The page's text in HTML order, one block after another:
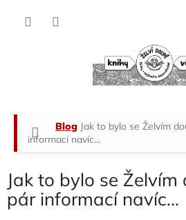
Domů
Blog Jak to bylo se Želvím
informací navíc...
Jak to bylo se
pár informací navíc...